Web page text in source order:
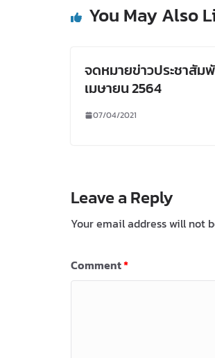
You May Also
จดหมายข่าวประชาสัม
เมษายน 2564
07/04/2021
Leave a Reply
Your email address will not
Comment*